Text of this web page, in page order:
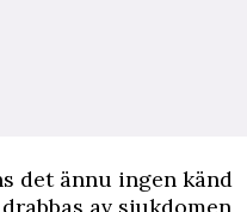
det ännu ingen känd